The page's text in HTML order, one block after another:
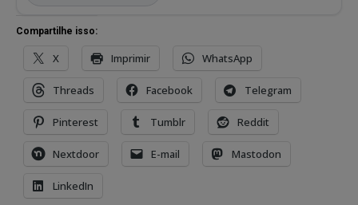
Compartilhe isso:
X Imprimir WhatsApp
Threads Facebook Telegram
Pinterest Tumblr Reddit
Nextdoor E-mail Mastodon
LinkedIn